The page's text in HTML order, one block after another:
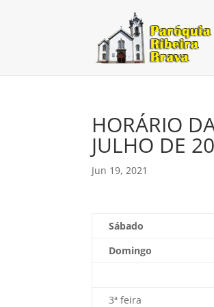
HORÁRIO
JULHO DE
Jun 19, 2021
Sábado
Domingo
3ª feira